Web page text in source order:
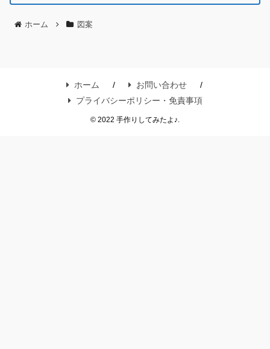
ホーム 図案
ホーム
お問い合わせ
プライバシーポリシー・免責事項
© 2022 手作りしてみたよ♪.